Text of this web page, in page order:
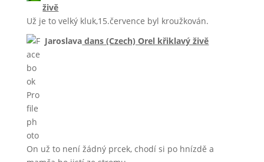
živě
Už je to velký kluk,15.července byl kroužkován.
Jaroslava dans(Czech) Orel křiklavý živě
On už to není žádný prcek, chodí si po hnízdě a